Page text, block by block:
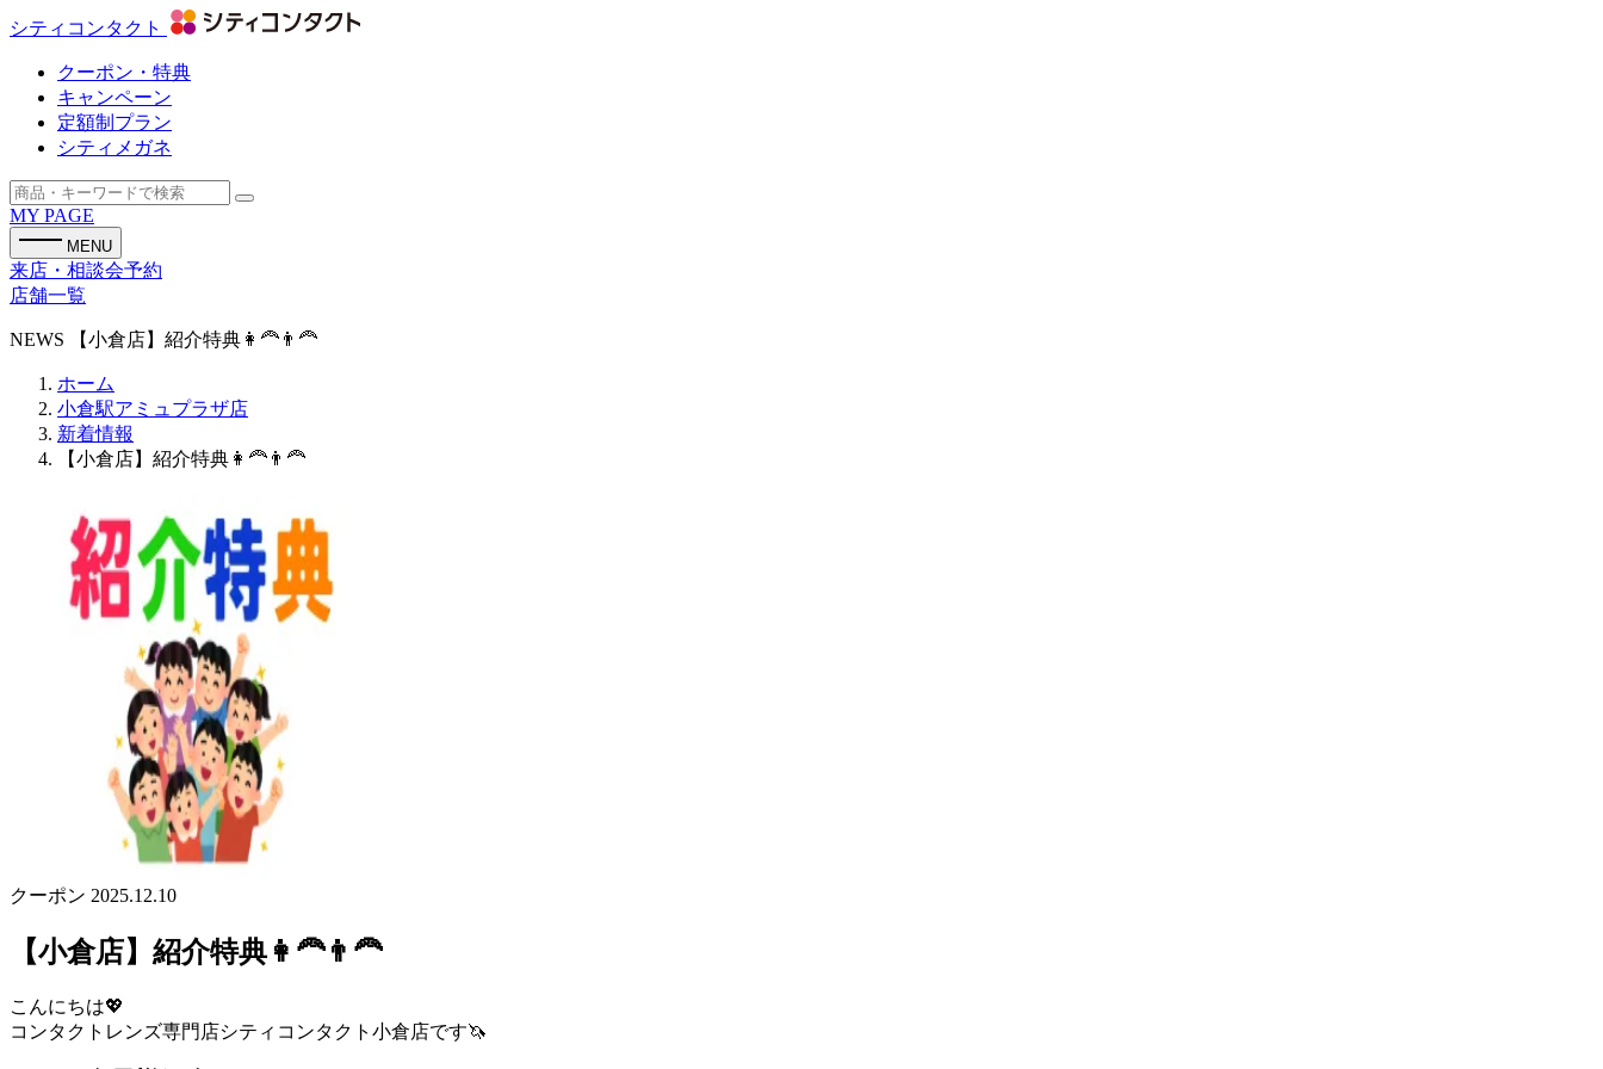
シティコンタクト
クーポン・特典
キャンペーン
定額制プラン
シティメガネ
MY PAGE
MENU
来店・相談会予約
店舗一覧
NEWS 【小倉店】紹介特典👩‍🦰👨‍🦰
ホーム
小倉駅アミュプラザ店
新着情報
【小倉店】紹介特典👩‍🦰👨‍🦰
クーポン 2025.12.10
【小倉店】紹介特典👩‍🦰👨‍🦰
こんにちは💖
コンタクトレンズ専門店シティコンタクト小倉店です🦄